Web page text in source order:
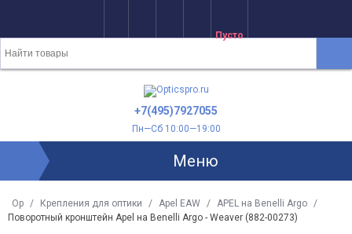
Пусто
+7(495)7927055
Пн—Сб 10:00—19:00
Меню
Op / Крепления для оптики / Apel EAW / APEL на Benelli Argo /
Поворотный кронштейн Apel на Benelli Argo - Weaver (882-00273)